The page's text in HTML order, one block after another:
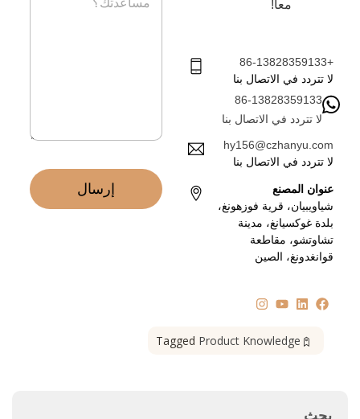
معاً!
+86-13828359133
لا تتردد في الاتصال بنا
86-13828359133
لا تتردد في الاتصال بنا
hy156@czhanyu.com
لا تتردد في الاتصال بنا
عنوان المصنع
شياويبيان، قرية فوزهونغ،
بلدة غوكسيانغ، مدينة
تشاوتشو، مقاطعة
قوانغدونغ، الصين
إرسال
Tagged Product Knowledge